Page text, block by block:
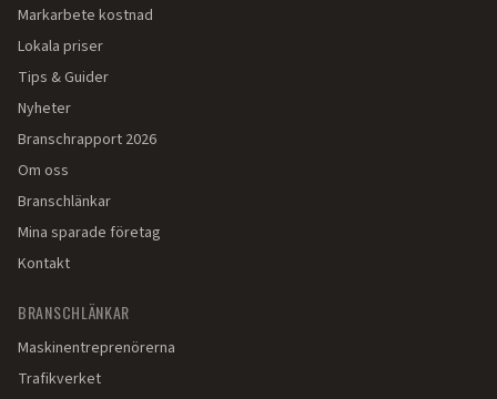
Markarbete kostnad
Lokala priser
Tips & Guider
Nyheter
Branschrapport 2026
Om oss
Branschlänkar
Mina sparade företag
Kontakt
BRANSCHLÄNKAR
Maskinentreprenörerna
Trafikverket